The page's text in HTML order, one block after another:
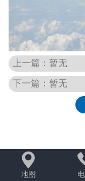
上一篇：暂无
下一篇：暂无

地图